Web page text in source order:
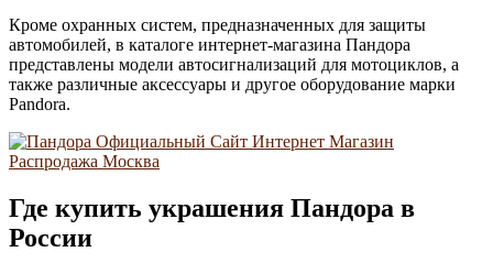
Кроме охранных систем, предназначенных для защиты
автомобилей, в каталоге интернет-магазина Пандора
представлены модели автосигнализаций для мотоциклов, а
также различные аксессуары и другое оборудование марки
Pandora.
Где купить украшения Пандора в
России